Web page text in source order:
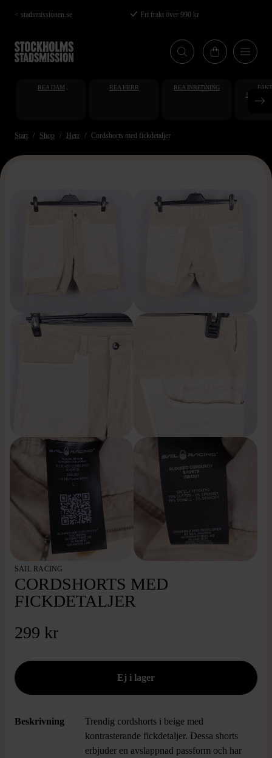
Hoppa
till
huvudinnehåll
< stadsmissionen.se Fri frakt över 990 kr
REA DAM REA HERR REA INREDNING
Start Shop Herr Cordshorts med fickdetaljer
SAIL RACING
CORDSHORTS MED
FICKDETALJER
299 kr
Beskrivning
Trendig cordshorts i beige med
kontrasterande fickdetaljer. Dessa shorts
erbjuder en avslappnad passform och har